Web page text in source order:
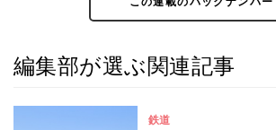
編集部が選ぶ関連記事
鉄道